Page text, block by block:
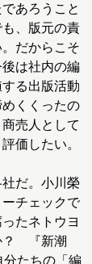
あろうこと
、版元の責
だからこそ
は社内の編
る出版活動
くくったの
売人として
価したい。
だ。小川榮
チェックで
たネトウヨ
？ 『新潮
分たちの「編